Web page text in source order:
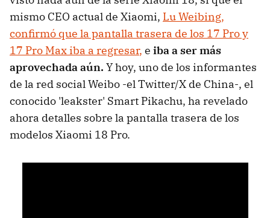
mismo CEO actual de Xiaomi, Lu Weibing,
confirmó que la pantalla trasera de los 17 Pro y
17 Pro Max iba a regresar, e iba a ser más
aprovechada aún. Y hoy, uno de los informantes
de la red social Weibo -el Twitter/X de China-, el
conocido 'leakster' Smart Pikachu, ha revelado
ahora detalles sobre la pantalla trasera de los
modelos Xiaomi 18 Pro.